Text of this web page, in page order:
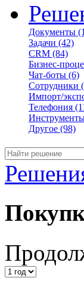
Документы
Задачи (42)
CRM (84)
Бизнес-
Чат-боты (6)
Сотрудники
Импорт/
Телефония
Другое (98)